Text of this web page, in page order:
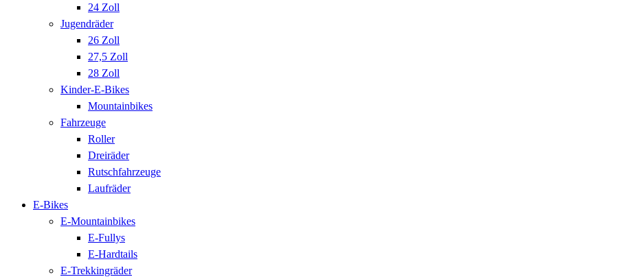
24 Zoll
Jugendräder
26 Zoll
27,5 Zoll
28 Zoll
Kinder-E-Bikes
Mountainbikes
Fahrzeuge
Roller
Dreiräder
Rutschfahrzeuge
Laufräder
E-Bikes
E-Mountainbikes
E-Fullys
E-Hardtails
E-Trekkingräder